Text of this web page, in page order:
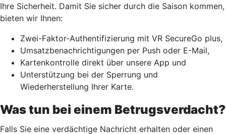
Ihre Sicherheit. Damit Sie sicher durch die Saison kommen,
bieten wir Ihnen:
Zwei-Faktor-Authentifizierung mit VR SecureGo plus,
Umsatzbenachrichtigungen per Push oder E-Mail,
Kartenkontrolle direkt über unsere App und
Unterstützung bei der Sperrung und
Wiederherstellung Ihrer Karte.
Was tun bei einem Betrugsverdacht?
Falls Sie eine verdächtige Nachricht erhalten oder einen